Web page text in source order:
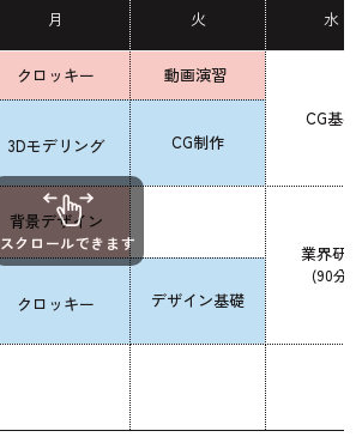
月 火 水
クロッキー
動画演習
CG基礎
3Dモデリング
CG制作
背景デザイン
業界研究
(90分)
クロッキー デザイン基礎
スクロールできます